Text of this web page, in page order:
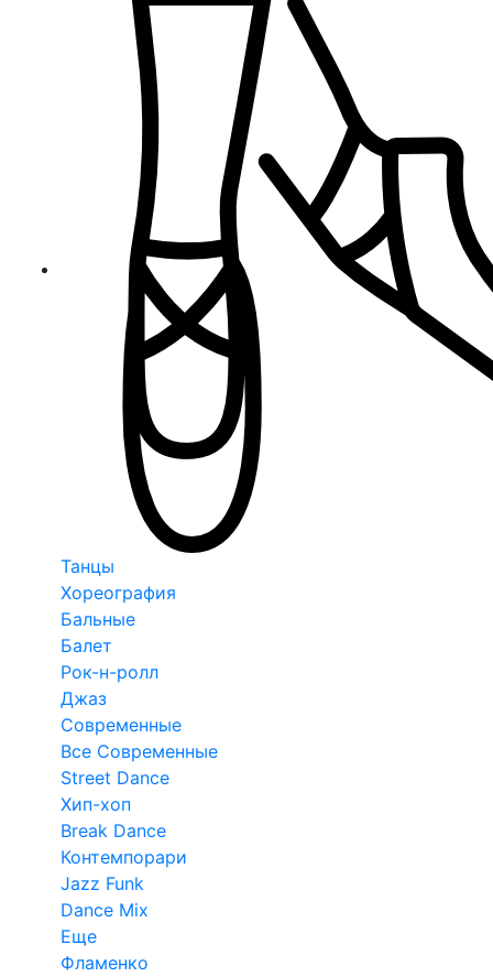
Танцы
Хореография
Бальные
Балет
Рок-н-ролл
Джаз
Современные
Все Современные
Street Dance
Хип-хоп
Break Dance
Контемпорари
Jazz Funk
Dance Mix
Еще
Фламенко